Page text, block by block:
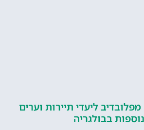
ליעדי תיירות וערים
בבולגריה